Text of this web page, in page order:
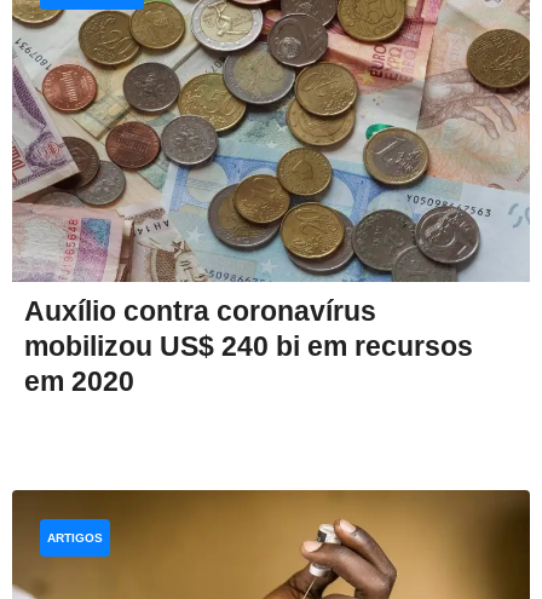
Auxílio contra coronavírus
mobilizou US$ 240 bi em recursos
em 2020
ARTIGOS